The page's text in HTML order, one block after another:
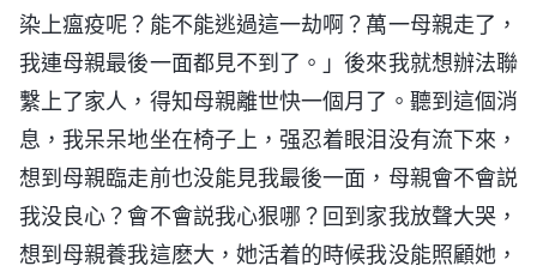
染上瘟疫呢？能不能逃過這一劫啊？萬一母親走了，
我連母親最後一面都見不到了。」後來我就想辦法聯
繫上了家人，得知母親離世快一個月了。聽到這個消
息，我呆呆地坐在椅子上，强忍着眼泪没有流下來，
想到母親臨走前也没能見我最後一面，母親會不會説
我没良心？會不會説我心狠哪？回到家我放聲大哭，
想到母親養我這麽大，她活着的時候我没能照顧她，